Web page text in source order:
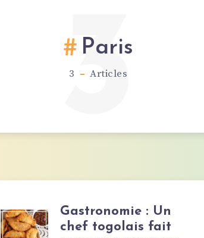
Paris
3 Articles
3
GASTRONOMIE
Gastronomie : Un
chef togolais fait